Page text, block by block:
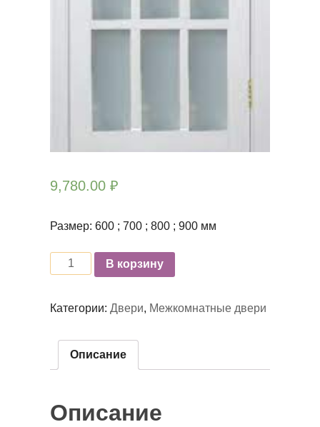
9,780.00 ₽
Размер: 600 ; 700 ; 800 ; 900 мм
КоличествоВ корзину
Категории: Двери, Межкомнатные двери
Описание
Описание